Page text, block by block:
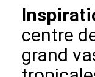
centre
grand